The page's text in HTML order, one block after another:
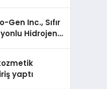
Gen Inc., Sıfır
Hidrojen
yaptı